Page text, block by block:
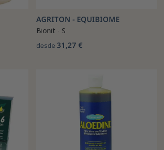
AGRITON - EQUIBIOME
Bionit - S
desde 31,27 €